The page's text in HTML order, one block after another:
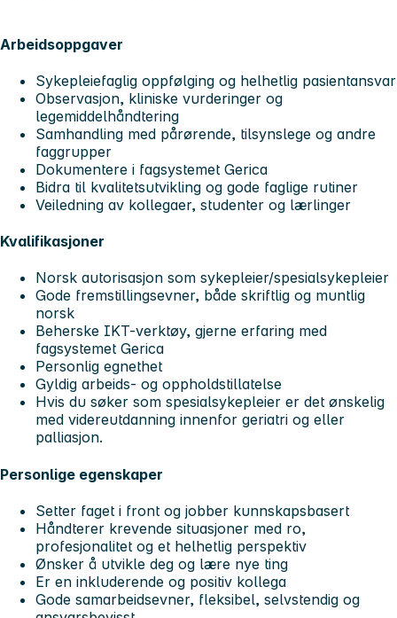
Arbeidsoppgaver
Sykepleiefaglig oppfølging og helhetlig pasientansvar
Observasjon, kliniske vurderinger og
legemiddelhåndtering
Samhandling med pårørende, tilsynslege og andre
faggrupper
Dokumentere i fagsystemet Gerica
Bidra til kvalitetsutvikling og gode faglige rutiner
Veiledning av kollegaer, studenter og lærlinger
Kvalifikasjoner
Norsk autorisasjon som sykepleier/spesialsykepleier
Gode fremstillingsevner, både skriftlig og muntlig
norsk
Beherske IKT-verktøy, gjerne erfaring med
fagsystemet Gerica
Personlig egnethet
Gyldig arbeids- og oppholdstillatelse
Hvis du søker som spesialsykepleier er det ønskelig
med videreutdanning innenfor geriatri og eller
palliasjon.
Personlige egenskaper
Setter faget i front og jobber kunnskapsbasert
Håndterer krevende situasjoner med ro,
profesjonalitet og et helhetlig perspektiv
Ønsker å utvikle deg og lære nye ting
Er en inkluderende og positiv kollega
Gode samarbeidsevner, fleksibel, selvstendig og